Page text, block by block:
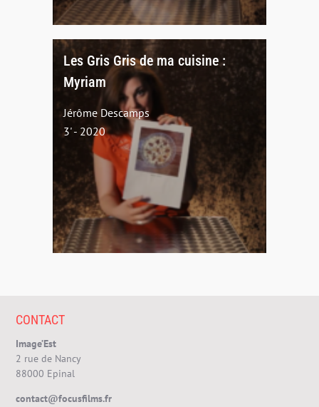
Les Gris Gris de ma cuisine :
Myriam
Jérôme Descamps
3' - 2020
CONTACT
Image’Est
2 rue de Nancy
88000 Epinal
contact@focusfilms.fr